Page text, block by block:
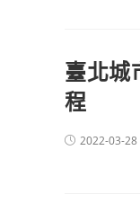
臺北城
程
Post2022-03-28